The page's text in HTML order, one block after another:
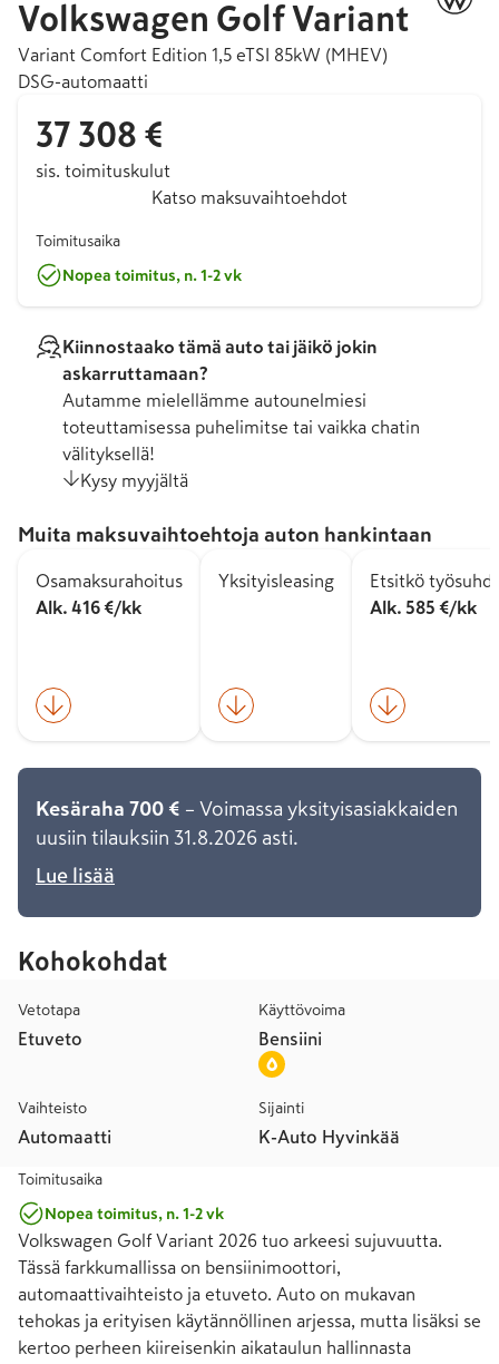
Volkswagen Golf Variant
Variant Comfort Edition 1,5 eTSI 85kW (MHEV)
DSG-automaatti
37 308 €
sis. toimituskulut
Katso maksuvaihtoehdot
Toimitusaika
Nopea toimitus, n. 1-2 vk
Kiinnostaako tämä auto tai jäikö jokin
askarruttamaan?
Autamme mielellämme autounelmiesi
toteuttamisessa puhelimitse tai vaikka chatin
välityksellä!
Kysy myyjältä
Muita maksuvaihtoehtoja auton hankintaan
Osamaksurahoitus
Alk. 416 €/kk
Yksityisleasing
Etsitkö
Alk. 585 €/kk
Kesäraha 700 € – Voimassa yksityisasiakkaiden
uusiin tilauksiin 31.8.2026 asti.
Lue lisää
Kohokohdat
Vetotapa
Etuveto
Käyttövoima
Bensiini
Vaihteisto
Automaatti
Sijainti
K-Auto Hyvinkää
Toimitusaika
Nopea toimitus, n. 1-2 vk
Volkswagen Golf Variant 2026 tuo arkeesi sujuvuutta.
Tässä farkkumallissa on bensiinimoottori,
automaattivaihteisto ja etuveto. Auto on mukavan
tehokas ja erityisen käytännöllinen arjessa, mutta lisäksi se
kertoo perheen kiireisenkin aikataulun hallinnasta